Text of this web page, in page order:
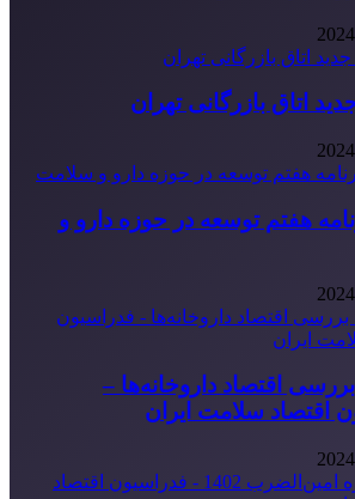
اتاق بازرگانی تهران
هفتم توسعه در حوزه دارو و
اقتصاد داروخانه‌ها –
اقتصاد سلامت ایران